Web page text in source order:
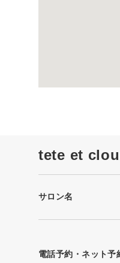
tete et clou
サロン名
電話予約・ネット予